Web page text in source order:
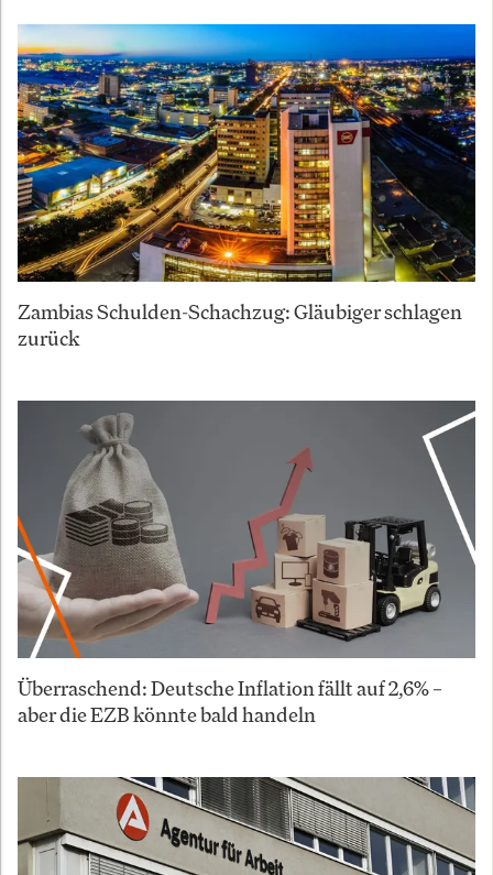
Zambias Schulden-Schachzug: Gläubiger schlagen
zurück
Überraschend: Deutsche Inflation fällt auf 2,6% –
aber die EZB könnte bald handeln